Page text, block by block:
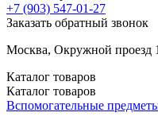
+7 (903) 547-01-27
Заказать обратный звонок
Москва, Окружной проезд
Каталог товаров
Каталог товаров
Вспомогательные